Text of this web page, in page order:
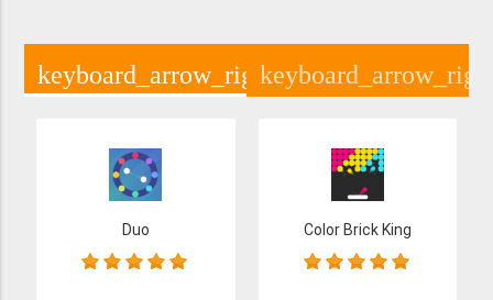
keyboard_arrow_rightYENİ EKLENEN
Duo Color Brick King